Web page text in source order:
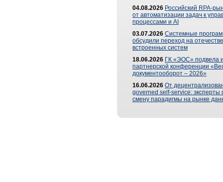
04.08.2026 Российский RPA-
от автоматизации задач к
процессами и AI
03.07.2026 Системные
обсудили переход на
встроенных систем
18.06.2026 ГК «ЭОС» подвела
партнерской конференции
документооборот – 2026»
16.06.2026 От
governed self-service: эксперты
смену парадигмы на рынке